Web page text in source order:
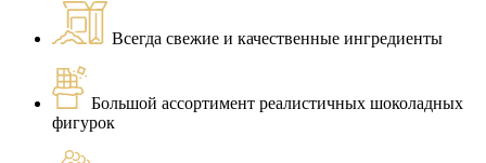
Всегда свежие и качественные ингредиенты
Большой ассортимент реалистичных шоколадных
фигурок